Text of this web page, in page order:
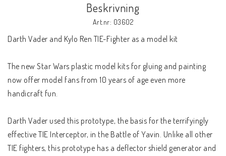
Beskrivning
Art.nr: 03602
Darth Vader and Kylo Ren TIE-Fighter as a model kit
The new Star Wars plastic model kits for gluing and painting
now offer model fans from 10 years of age even more
handicraft fun.
Darth Vader used this prototype, the basis for the terrifyingly
effective TIE Interceptor, in the Battle of Yavin. Unlike all other
TIE fighters, this prototype has a deflector shield generator and